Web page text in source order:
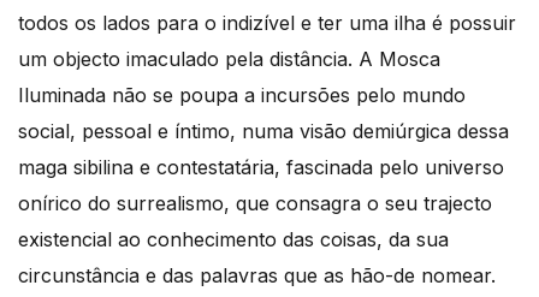
todos os lados para o indizível e ter uma ilha é possuir
um objecto imaculado pela distância. A Mosca
Iluminada não se poupa a incursões pelo mundo
social, pessoal e íntimo, numa visão demiúrgica dessa
maga sibilina e contestatária, fascinada pelo universo
onírico do surrealismo, que consagra o seu trajecto
existencial ao conhecimento das coisas, da sua
circunstância e das palavras que as hão-de nomear.